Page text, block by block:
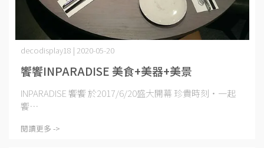
饗饗INPARADISE 美食+美器+美景
decodisplay18 | 2020-05-20
INPARADISE 饗饗 於2017/6/20盛大開幕 珍貴時刻・一起
饗⋯
閱讀更多 ->